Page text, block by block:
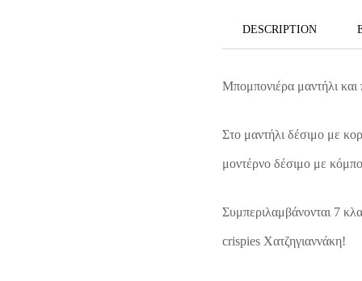
DESCRIPTION
Μπομπονιέρα μαντήλι
Στο μαντήλι δέσιμο με
μοντέρνο δέσιμο με
Συμπεριλαμβάνονται 7
crispies Χατζηγιαννάκη!